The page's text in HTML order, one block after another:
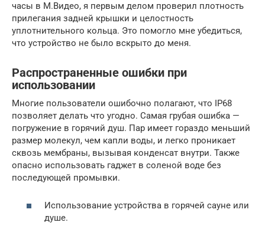
часы в М.Видео, я первым делом проверил плотность
прилегания задней крышки и целостность
уплотнительного кольца. Это помогло мне убедиться,
что устройство не было вскрыто до меня.
Распространенные ошибки при
использовании
Многие пользователи ошибочно полагают, что IP68
позволяет делать что угодно. Самая грубая ошибка —
погружение в горячий душ. Пар имеет гораздо меньший
размер молекул, чем капли воды, и легко проникает
сквозь мембраны, вызывая конденсат внутри. Также
опасно использовать гаджет в соленой воде без
последующей промывки.
Использование устройства в горячей сауне или
душе.